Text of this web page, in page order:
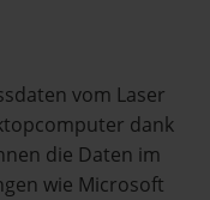
vom Laser
dank
die Daten im
wie Microsoft